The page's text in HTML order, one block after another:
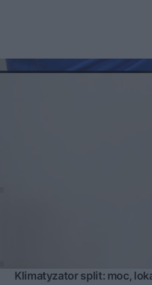
Klimatyzator split: moc,